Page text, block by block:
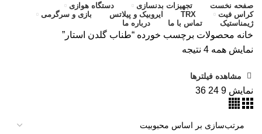
صفحه نخست تجهیزات بدنسازی
دستگاه هوازی
کراس فیت
TRX ایروبیک و پیلاتس
بازی و سرگرمی
ژیمناستیک
تماس با ما درباره ما
خانه محصولات برچسب خورده “طناب گلدن استار”
نمایش همه 4 نتیجه
مشاهده فیلترها
نمایش 9
24
36